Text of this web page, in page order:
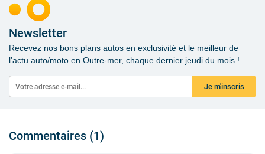
Newsletter
Recevez nos bons plans autos en exclusivité et le meilleur de
l’actu auto/moto en Outre-mer, chaque dernier jeudi du mois !
Je m'inscris
Commentaires (1)